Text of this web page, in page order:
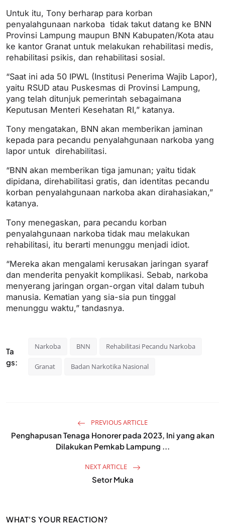
Untuk itu, Tony berharap para korban
penyalahgunaan narkoba tidak takut datang ke BNN
Provinsi Lampung maupun BNN Kabupaten/Kota atau
ke kantor Granat untuk melakukan rehabilitasi medis,
rehabilitasi psikis, dan rehabilitasi sosial.
“Saat ini ada 50 IPWL (Institusi Penerima Wajib Lapor),
yaitu RSUD atau Puskesmas di Provinsi Lampung,
yang telah ditunjuk pemerintah sebagaimana
Keputusan Menteri Kesehatan RI,” katanya.
Tony mengatakan, BNN akan memberikan jaminan
kepada para pecandu penyalahgunaan narkoba yang
lapor untuk direhabilitasi.
“BNN akan memberikan tiga jamunan; yaitu tidak
dipidana, direhabilitasi gratis, dan identitas pecandu
korban penyalahgunaan narkoba akan dirahasiakan,”
katanya.
Tony menegaskan, para pecandu korban
penyalahgunaan narkoba tidak mau melakukan
rehabilitasi, itu berarti menunggu menjadi idiot.
“Mereka akan mengalami kerusakan jaringan syaraf
dan menderita penyakit komplikasi. Sebab, narkoba
menyerang jaringan organ-organ vital dalam tubuh
manusia. Kematian yang sia-sia pun tinggal
menunggu waktu,” tandasnya.
Ta
gs:
Narkoba BNN Rehabilitasi Pecandu Narkoba
Granat Badan Narkotika Nasional
PREVIOUS ARTICLE
Penghapusan Tenaga Honorer pada 2023, Ini yang akan
Dilakukan Pemkab Lampung ...
NEXT ARTICLE
Setor Muka
WHAT'S YOUR REACTION?